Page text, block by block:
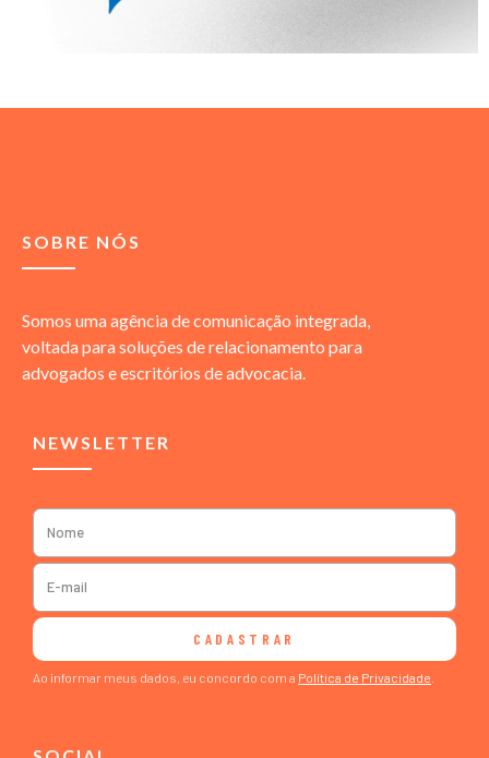
SOBRE NÓS
Somos uma agência de comunicação integrada,
voltada para soluções de relacionamento para
advogados e escritórios de advocacia.
NEWSLETTER
CADASTRAR
Ao informar meus dados, eu concordo com a Política de Privacidade